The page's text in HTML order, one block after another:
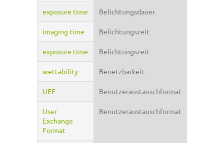
exposure time Belichtungsdauer
imaging time Belichtungszeit
exposure time Belichtungszeit
wettability Benetzbarkeit
UEF Benutzeraustauschformat
User
Exchange
Format
Benutzeraustauschformat